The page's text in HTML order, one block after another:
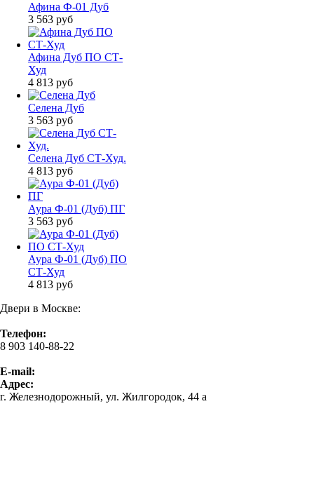
Афина Ф-01 Дуб
3 563 руб
Афина Дуб ПО СТ-
Худ
4 813 руб
Селена Дуб
3 563 руб
Селена Дуб СТ-Худ.
4 813 руб
Аура Ф-01 (Дуб) ПГ
3 563 руб
Аура Ф-01 (Дуб) ПО
СТ-Худ
4 813 руб
Двери в Москве:
Телефон:
8 903 140-88-22
E-mail:
Адрес:
г. Железнодорожный, ул. Жилгородок, 44 а